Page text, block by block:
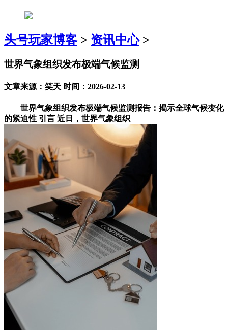
头号玩家博客 > 资讯中心>
世界气象组织发布极端气候监测
文章来源：笑天 时间：2026-02-13
世界气象组织发布极端气候监测报告：揭示全球气候变化
的紧迫性 引言 近日，世界气象组织